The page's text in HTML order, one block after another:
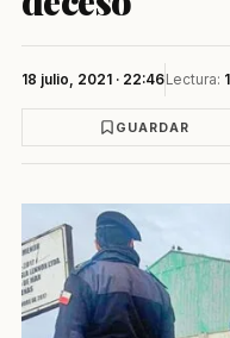
18 julio, 2021 · 22:46Lectura:
GUARDAR